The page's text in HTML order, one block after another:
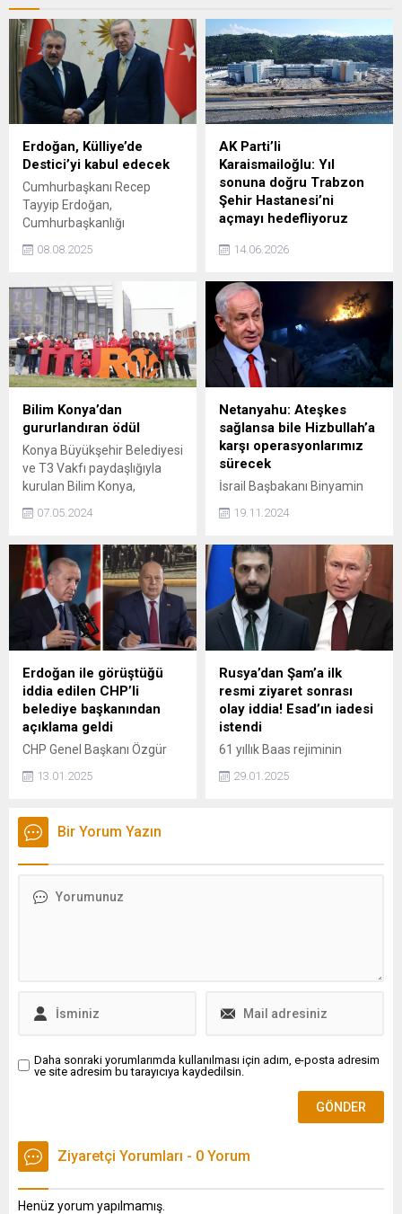
Erdoğan, Külliye’de
Destici’yi kabul edecek
Cumhurbaşkanı Recep
Tayyip Erdoğan,
Cumhurbaşkanlığı
Külliyesi'nde BBP Genel
Başkanı Mustafa Destici'yi
08.08.2025
AK Parti’li
Karaismailoğlu: Yıl
sonuna doğru Trabzon
Şehir Hastanesi’ni
açmayı hedefliyoruz
TBMM Bayındırlık, İmar,
Ulaştırma ve Turizm
Trabzon Milletvekili Adil
Karaismailoğlu, Trabzon'da
yapımı süren şehir
hastanesine ilişkin, Yıl
sonuna doğru Trabzon Şehir
Hastanesi’ni tam teşekküllü
şekilde açmayı hedefliyoruz.
Hastanemiz; Türkiye'nin en
önde gelen, en yeni
teknolojisiyle donatılmış,
artıracak, sağlık seviyesini
üst seviyelere çıkararak
14.06.2026
Bilim Konya’dan
gururlandıran ödül
Konya Büyükşehir Belediyesi
ve T3 Vakfı paydaşlığıyla
kurulan Bilim Konya,
kategorisinde sergilediği
Hakem Özel Ödülüne layık
görüldü.
07.05.2024
Netanyahu: Ateşkes
sağlansa bile Hizbullah’a
karşı operasyonlarımız
sürecek
İsrail Başbakanı Binyamin
bir ateşkesin İsrail
gelmeyeceğini söyledi.
Netanyahu, "Ateşkes
sonrasında bile kuzeyde
güvenliğimizi sağlamak ve
Hizbullah'ın saldırılarına karşı
sistematik operasyonlar
düzenlemek zorunda
kalacağız" ifadelerini
kullandı.
19.11.2024
Erdoğan ile görüştüğü
iddia edilen CHP’li
belediye başkanından
açıklama geldi
CHP Genel Başkanı Özgür
Erdoğan tarafından AK
açıkladığı CHP Yüreğir
Belediye Başkanı Ali
görüştüğünü doğruladı.
13.01.2025
Rusya’dan Şam’a ilk
resmi ziyaret sonrası
olay iddia! Esad’ın iadesi
istendi
61 yıllık Baas rejiminin
yeni dönem başladı.
29.01.2025
Bir Yorum Yazın
Daha sonraki yorumlarımda kullanılması için adım, e-posta adresim
ve site adresim bu tarayıcıya kaydedilsin.
Ziyaretçi Yorumları - 0 Yorum
Henüz yorum yapılmamış.